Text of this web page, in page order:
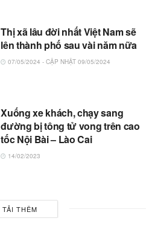
Thị xã lâu đời nhất Việt Nam sẽ
lên thành phố sau vài năm nữa
07/05/2024 - CẬP NHẬT 09/05/2024
Xuống xe khách, chạy sang
đường bị tông tử vong trên cao
tốc Nội Bài – Lào Cai
14/02/2023
TẢI THÊM